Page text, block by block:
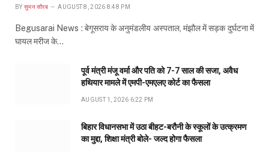
BY सुमन सौरब AUGUST 8, 2026 8:48 PM
Begusarai News : बेगूसराय के अनुमंडलीय अस्पताल, मंझौल में सड़क दुर्घटना में
घायल मरीज के…
पूर्व मंत्री मंजू वर्मा और पति को 7-7 साल की सजा, अवैध
हथियार मामले में एमपी-एमएलए कोर्ट का फैसला
AUGUST 1, 2026 6:22 PM
बिहार विधानसभा में उठा बीहट-बरौनी के स्कूलों के उत्क्रमण
का मुद्दा, शिक्षा मंत्री बोले- जल्द होगा फैसला